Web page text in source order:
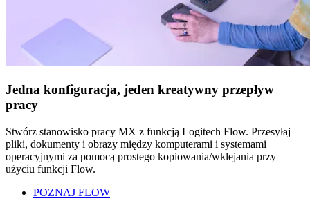
Jedna konfiguracja, jeden kreatywny przepływ
pracy
Stwórz stanowisko pracy MX z funkcją Logitech Flow. Przesyłaj
pliki, dokumenty i obrazy między komputerami i systemami
operacyjnymi za pomocą prostego kopiowania/wklejania przy
użyciu funkcji Flow.
POZNAJ FLOW